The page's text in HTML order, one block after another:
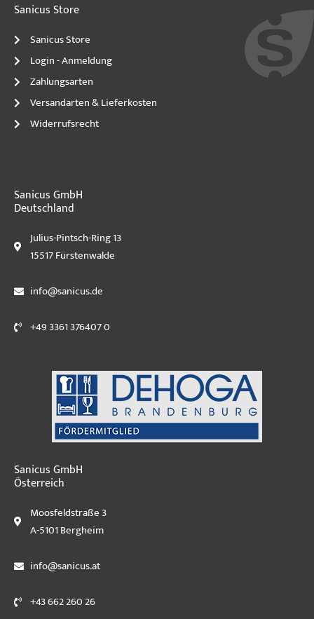
Sanicus Store
Sanicus Store
Login - Anmeldung
Zahlungsarten
Versandarten & Lieferkosten
Widerrufsrecht
Sanicus GmbH
Deutschland
Julius-Pintsch-Ring 13
15517 Fürstenwalde
info@sanicus.de
+49 3361 376407 0
Sanicus GmbH
Österreich
Moosfeldstraße 3
A-5101 Bergheim
info@sanicus.at
+43 662 260 26